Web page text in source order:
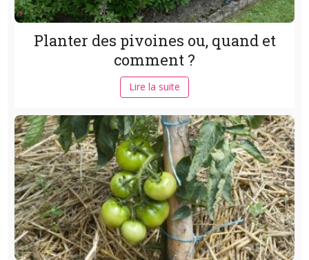
Planter des pivoines ou, quand et
comment ?
Lire la suite